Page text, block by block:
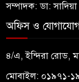
সম্পাদক: ডা:
অফিস ও
৪/এ, ইন্দিরা রোড,
মোবাইল: ০১৯৭১-